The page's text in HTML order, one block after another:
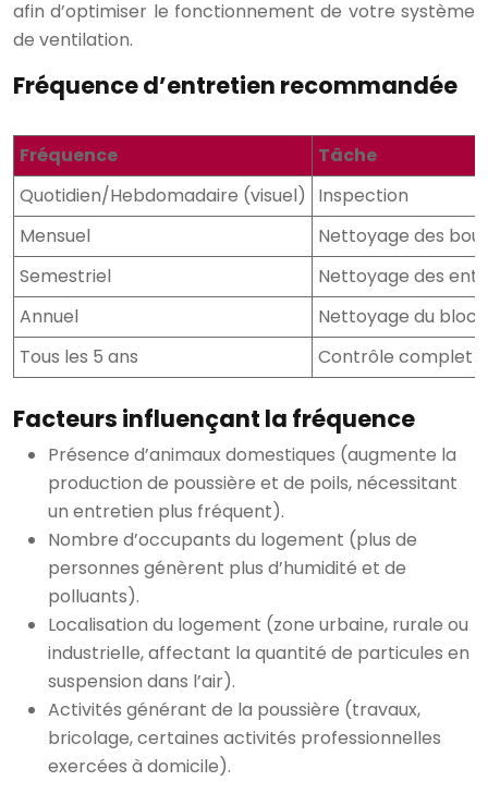
afin d’optimiser le fonctionnement de votre système
de ventilation.
Fréquence d’entretien recommandée
Fréquence
Tâche
Quotidien/Hebdomadaire (visuel)
Inspection
Mensuel
Nettoyage des
Semestriel
Nettoyage des
Annuel
Nettoyage du bloc
Tous les 5 ans
Contrôle complet
Facteurs influençant la fréquence
Présence d’animaux domestiques (augmente la
production de poussière et de poils, nécessitant
un entretien plus fréquent).
Nombre d’occupants du logement (plus de
personnes génèrent plus d’humidité et de
polluants).
Localisation du logement (zone urbaine, rurale ou
industrielle, affectant la quantité de particules en
suspension dans l’air).
Activités générant de la poussière (travaux,
bricolage, certaines activités professionnelles
exercées à domicile).